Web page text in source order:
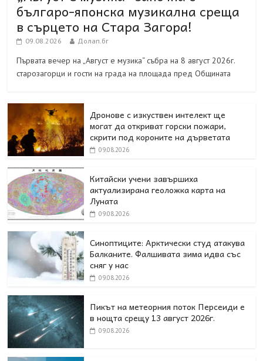
българо-японска музикална среща
в сърцето на Стара Загора!
09.08.2026 Долап.бг
Първата вечер на „Август е музика“ събра на 8 август 2026г.
старозагорци и гости на града на площада пред Общината
Дронове с изкуствен интелект ще
могат да откриват горски пожари,
скрити под короните на дърветата
09.08.2026
Китайски учени завършиха
актуализирана геоложка карта на
Луната
09.08.2026
Синоптиците: Арктически студ атакува
Балканите. Фалшивата зима идва със
сняг у нас
09.08.2026
Пикът на метеорния поток Персеиди е
в нощта срещу 13 август 2026г.
09.08.2026